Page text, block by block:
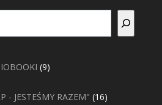
99
- JESTEŚMY RAZEM" 1616